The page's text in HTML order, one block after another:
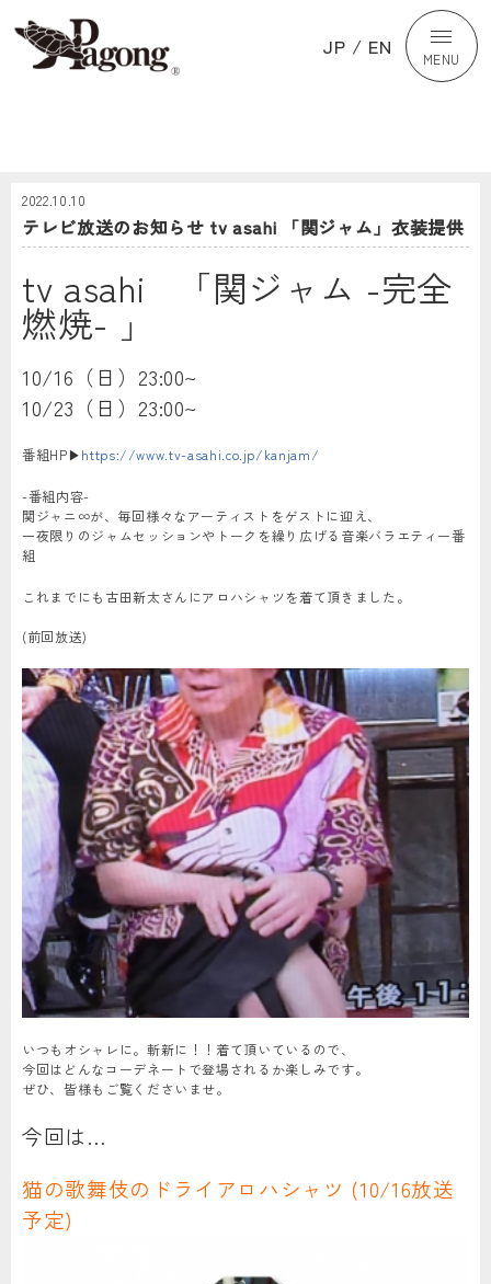
JP / EN MENU
2022.10.10
テレビ放送のお知らせ tv asahi 「関ジャム」衣装提供
tv asahi 「関ジャム -完全
燃焼- 」
10/16（日）23:00~
10/23（日）23:00~
番組HP▶︎https://www.tv-asahi.co.jp/kanjam/
-番組内容-
関ジャニ∞が、毎回様々なアーティストをゲストに迎え、
一夜限りのジャムセッションやトークを繰り広げる音楽バラエティー番
組
これまでにも古田新太さんにアロハシャツを着て頂きました。
(前回放送)
いつもオシャレに。斬新に！！着て頂いているので、
今回はどんなコーデネートで登場されるか楽しみです。
ぜひ、皆様もご覧くださいませ。
今回は…
猫の歌舞伎のドライアロハシャツ (10/16放送
予定)